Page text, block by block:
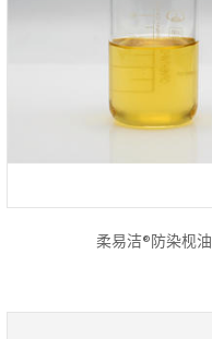
柔易洁®防染枧油